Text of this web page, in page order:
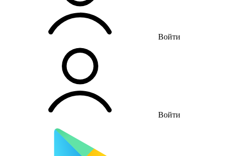
Войти
Войти